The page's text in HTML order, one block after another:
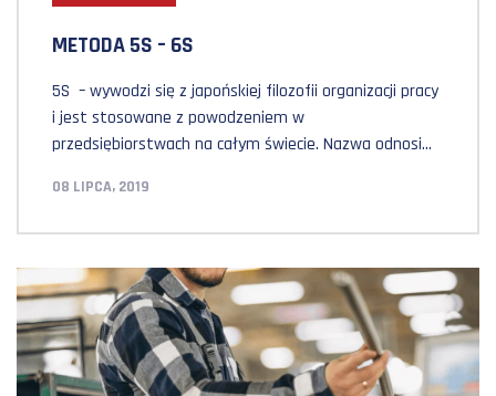
METODA 5S – 6S
5S – wywodzi się z japońskiej filozofii organizacji pracy
i jest stosowane z powodzeniem w
przedsiębiorstwach na całym świecie. Nazwa odnosi
理): sort, selekcja Seiton (整頓): storage, systematyka
Shitsuke (躾): sustain, samodyscyplina Obszary 5S
Standaryzacja 5S jest podstawowym filarem filozofii
Lean Manufacturing. Obejmuje takie obszary jak:
kształtowanie stanowiska pracy (layout stanowiska)
rozmieszczenie materiałów i […]
08 LIPCA, 2019